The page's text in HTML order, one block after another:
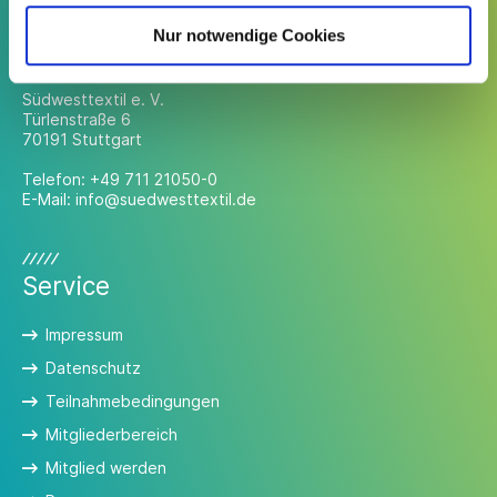
Nur notwendige Cookies
Südwesttextil e. V.
Türlenstraße 6
70191 Stuttgart
Telefon: +49 711 21050-0
E-Mail: info@suedwesttextil.de
Service
Impressum
Datenschutz
Teilnahmebedingungen
Mitgliederbereich
Mitglied werden